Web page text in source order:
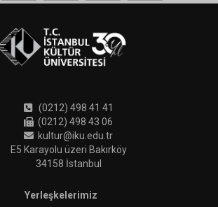
(0212) 498 41 41
(0212) 498 43 06
kultur@iku.edu.tr
E5 Karayolu üzeri Bakırköy
34158 İstanbul
Yerleşkelerimiz